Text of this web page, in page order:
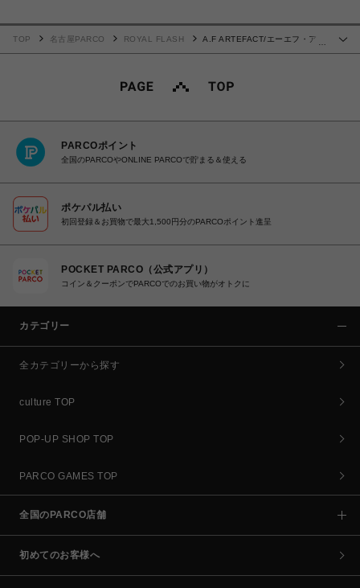
…
TOP 名古屋PARCO ROYAL FLASH
A.F ARTEFACT/エーエフ・アー
PARCOポイント
全国のPARCOやONLINE PARCOで貯まる＆使える
ポケパル払い
初回登録＆お買物で最大1,500円分のPARCOポイント進呈
POCKET PARCO（公式アプリ）
コイン＆クーポンでPARCOでのお買い物がオトクに
カテゴリー
全カテゴリーから探す
culture TOP
POP-UP SHOP TOP
PARCO GAMES TOP
全国のPARCO店舗
初めてのお客様へ